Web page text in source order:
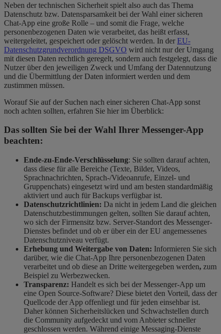
Neben der technischen Sicherheit spielt also auch das Thema
Datenschutz bzw. Datensparsamkeit bei der Wahl einer sicheren
Chat-App eine große Rolle – und somit die Frage, welche
personenbezogenen Daten wie verarbeitet, das heißt erfasst,
weitergeleitet, gespeichert oder gelöscht werden. In der EU-
Datenschutzgrundverordnung DSGVO wird nicht nur der Umgang
mit diesen Daten rechtlich geregelt, sondern auch festgelegt, dass die
Nutzer über den jeweiligen Zweck und Umfang der Datennutzung
und die Übermittlung der Daten informiert werden und dem
zustimmen müssen.
Worauf Sie auf der Suchen nach einer sicheren Chat-App sonst
noch achten sollten, erfahren Sie hier im Überblick:
Das sollten Sie bei der Wahl Ihrer Messenger-App
beachten:
Ende-zu-Ende-Verschlüsselung: Sie sollten darauf achten,
dass diese für alle Bereiche (Texte, Bilder, Videos,
Sprachnachrichten, Sprach-/Videoanrufe, Einzel- und
Gruppenchats) eingesetzt wird und am besten standardmäßig
aktiviert und auch für Backups verfügbar ist.
Datenschutzrichtlinien: Da nicht in jedem Land die gleichen
Datenschutzbestimmungen gelten, sollten Sie darauf achten,
wo sich der Firmensitz bzw. Server-Standort des Messenger-
Dienstes befindet und ob er über ein der EU angemessenes
Datenschutzniveau verfügt.
Erhebung und Weitergabe von Daten: Informieren Sie sich
darüber, wie die Chat-App Ihre personenbezogenen Daten
verarbeitet und ob diese an Dritte weitergegeben werden, zum
Beispiel zu Werbezwecken.
Transparenz: Handelt es sich bei der Messenger-App um
eine Open Source-Software? Diese bietet den Vorteil, dass der
Quellcode der App offenliegt und für jeden einsehbar ist.
Daher können Sicherheitslücken und Schwachstellen durch
die Community aufgedeckt und vom Anbieter schneller
geschlossen werden. Während einige Messaging-Dienste